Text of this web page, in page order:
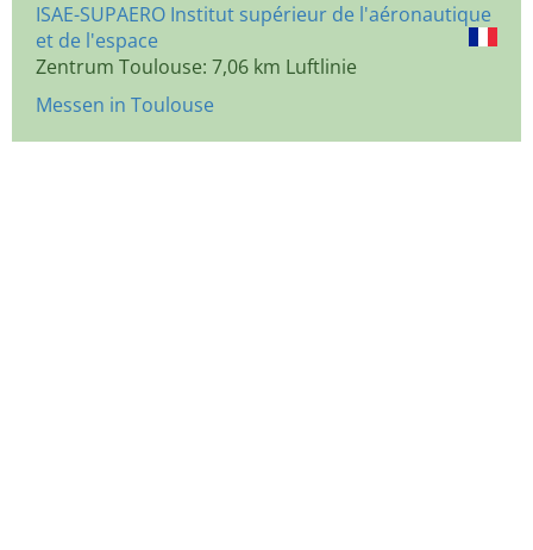
ISAE-SUPAERO Institut supérieur de l'aéronautique
et de l'espace
Zentrum Toulouse: 7,06 km Luftlinie
Messen in Toulouse